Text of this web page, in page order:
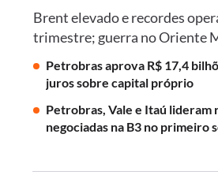
Brent elevado e recordes
trimestre; guerra no Oriente
Petrobras aprova R$ 17,4
juros sobre capital próprio
Petrobras, Vale e Itaú lideram
negociadas na B3 no primeiro